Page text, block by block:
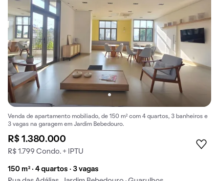
Venda de apartamento mobiliado, de 150 m² com 4 quartos, 3 banheiros e
3 vagas na garagem em Jardim Bebedouro.
R$ 1.380.000
R$ 1.799 Condo. + IPTU
150 m² · 4 quartos · 3 vagas